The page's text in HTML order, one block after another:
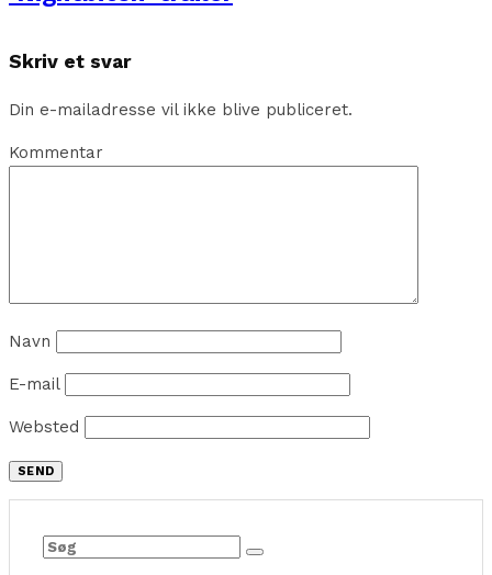
Skriv et svar
Din e-mailadresse vil ikke blive publiceret.
Kommentar
Navn
E-mail
Websted